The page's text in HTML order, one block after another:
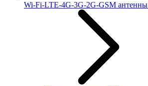
Wi-Fi-LTE-4G-3G-2G-GSM антенны